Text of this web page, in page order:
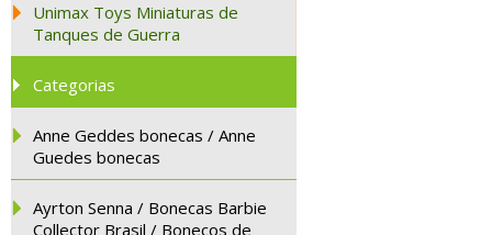
Unimax Toys Miniaturas de
Tanques de Guerra
Categorias
Anne Geddes bonecas / Anne
Guedes bonecas
Ayrton Senna / Bonecas Barbie
Collector Brasil / Bonecos de